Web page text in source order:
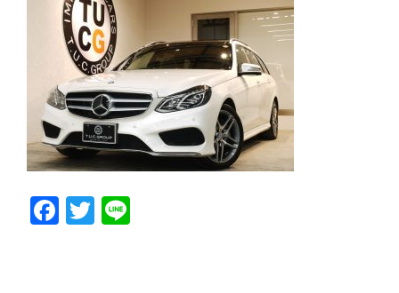
スタッフblog 納車blog
ホーム T.U.C.GROUP
Facebook
Twitter